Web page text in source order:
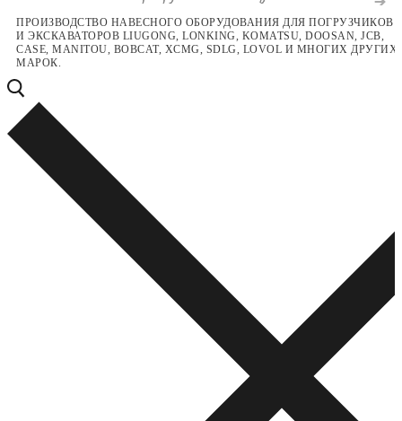
Перейти
содержимому
Меню
Закрыть
ПРОИЗВОДСТВО НАВЕСНОГО ОБОРУДОВАНИЯ ДЛЯ ПОГРУЗЧИКОВ
И ЭКСКАВАТОРОВ LIUGONG, LONKING, KOMATSU, DOOSAN, JCB,
CASE, MANITOU, BOBCAT, XCMG, SDLG, LOVOL И МНОГИХ ДРУГИХ
МАРОК.